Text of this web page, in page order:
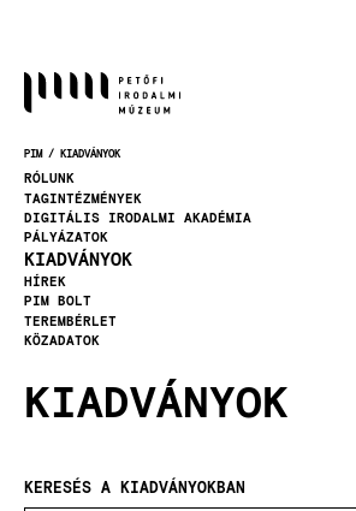
MORZSA
PIM KIADVÁNYOK
RÓLUNK
TAGINTÉZMÉNYEK
DIGITÁLIS IRODALMI AKADÉMIA
PÁLYÁZATOK
KIADVÁNYOK
HÍREK
PIM BOLT
TEREMBÉRLET
KÖZADATOK
KIADVÁNYOK
KERESÉS A KIADVÁNYOKBAN